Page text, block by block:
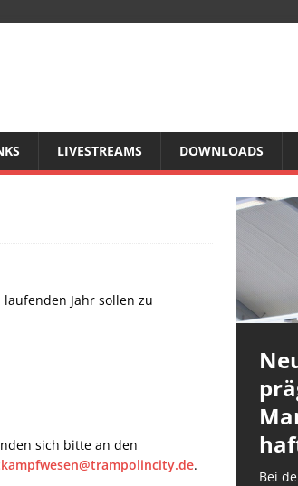
LIVESTREAMS DOWNLOADS
Jahr sollen zu
sich bitte an den
.
Bei